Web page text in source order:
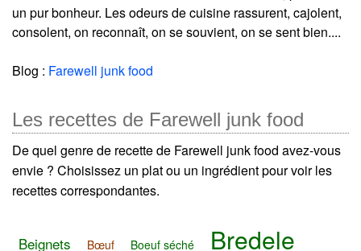
un pur bonheur. Les odeurs de cuisine rassurent, cajolent,
consolent, on reconnaît, on se souvient, on se sent bien....
Blog : Farewell junk food
Les recettes de Farewell junk food
De quel genre de recette de Farewell junk food avez-vous
envie ? Choisissez un plat ou un ingrédient pour voir les
recettes correspondantes.
Beignets Bœuf Boeuf séché Bredele